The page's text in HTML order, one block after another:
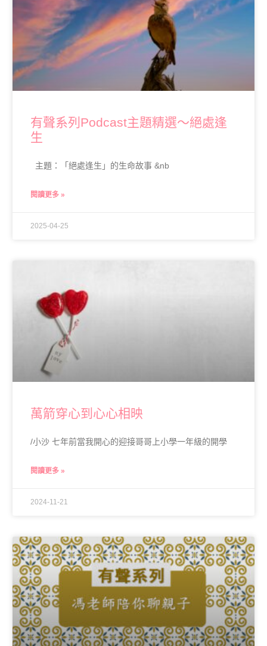
有聲系列Podcast主題精選～絕處逢
生
主題：「絕處逢生」的生命故事 &nb
閱讀更多 »
2025-04-25
萬箭穿心到心心相映
/小沙 七年前當我開心的迎接哥哥上小學一年級的開學
閱讀更多 »
2024-11-21